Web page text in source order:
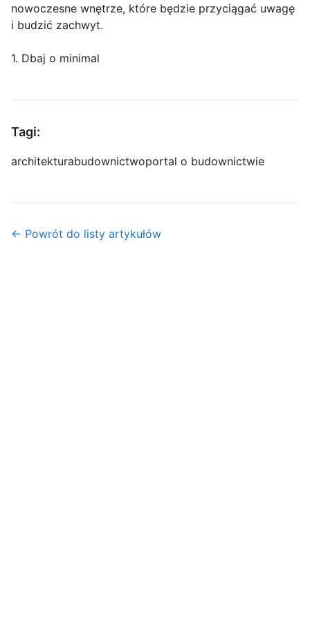
nowoczesne wnętrze, które będzie przyciągać uwagę
i budzić zachwyt.
1. Dbaj o minimal
Tagi:
architekturabudownictwoportal o budownictwie
← Powrót do listy artykułów